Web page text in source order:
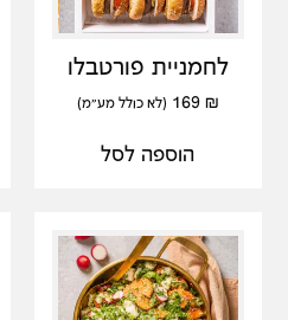
לחמניית פורטבלו
169 ₪ (לא כולל מע"מ)
הוספה לסל